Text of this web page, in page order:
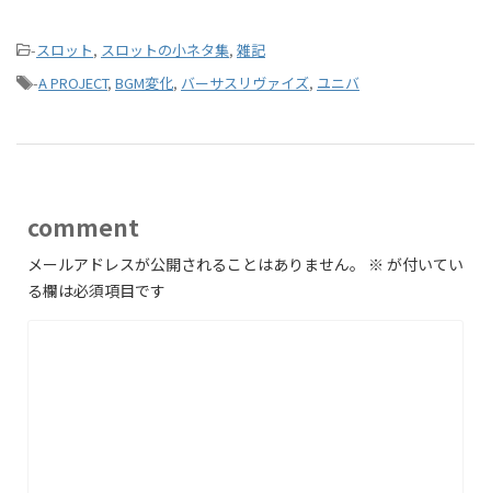
-スロット, スロットの小ネタ集, 雑記
-A PROJECT, BGM変化, バーサスリヴァイズ, ユニバ
comment
メールアドレスが公開されることはありません。 ※ が付いてい
る欄は必須項目です